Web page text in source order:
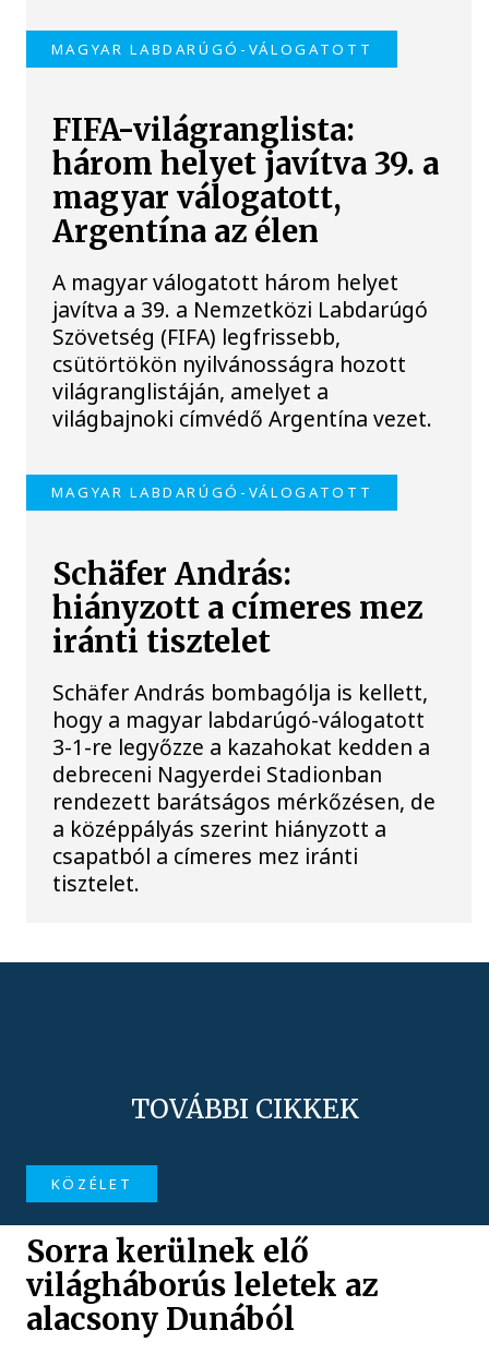
MAGYAR LABDARÚGÓ-VÁLOGATOTT
FIFA-világranglista:
három helyet javítva 39. a
magyar válogatott,
Argentína az élen
A magyar válogatott három helyet
javítva a 39. a Nemzetközi Labdarúgó
Szövetség (FIFA) legfrissebb,
csütörtökön nyilvánosságra hozott
világranglistáján, amelyet a
világbajnoki címvédő Argentína vezet.
MAGYAR LABDARÚGÓ-VÁLOGATOTT
Schäfer András:
hiányzott a címeres mez
iránti tisztelet
Schäfer András bombagólja is kellett,
hogy a magyar labdarúgó-válogatott
3-1-re legyőzze a kazahokat kedden a
debreceni Nagyerdei Stadionban
rendezett barátságos mérkőzésen, de
a középpályás szerint hiányzott a
csapatból a címeres mez iránti
tisztelet.
TOVÁBBI CIKKEK
KÖZÉLET
Sorra kerülnek elő
világháborús leletek az
alacsony Dunából